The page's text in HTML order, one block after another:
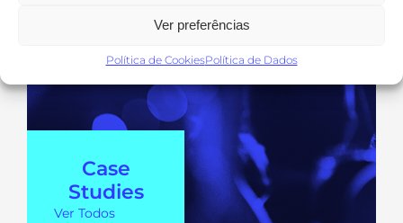
Ver preferências
Política de CookiesPolítica de Dados
Case
Studies
Ver Todos